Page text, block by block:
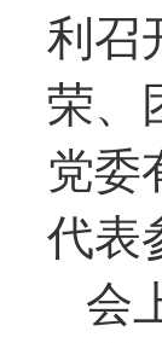
利召
荣、
党委
代表
会